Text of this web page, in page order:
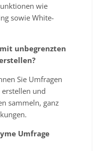
wie
sowie White-
unbegrenzten
Sie Umfragen
und
sammeln, ganz
Umfrage